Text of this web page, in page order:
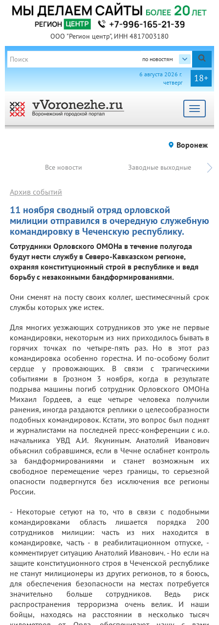
ООО "Регион центр", ИНН 4817003180
по новостям
18+
6 августа 2026 г.
четверг
Toggle
Воронеж
Все новости Заводные выходные
11 ноября сводный отряд орловской
милиции отправился в очередную служебную
командировку в Чеченскую республику.
Архив событий
Сотрудники Орловского ОМОНа в течение полугода
будут нести службу в Северо-Кавказском регионе,
охраняя конституционный строй в республике и ведя
борьбу с незаконными бандформированиями.
Они сменят на посту своих коллег, шестимесячный срок
службы которых уже истек.
Для многих уезжающих сотрудников это уже не первые
командировки, некоторым из них приходилось бывать в
горячих точках по четыре-пять раз. Но в этот раз
командировка особенно горестна. И по-особому болит
сердце у провожающих. В связи с трагическими
событиями в Грозном 3 ноября, когда в результате
подрыва машины погиб сотрудник Орловского ОМОНа
Михаил Гордеев, а еще четыре человека получили
ранения, иногда раздаются реплики о целесообразности
подобных командировок. Кстати, это вопрос был поднят
и журналистами на последней пресс-конференции с и.о.
начальника УВД А.И. Якуниным. Анатолий Иванович
объяснил собравшимся, если в Чечне ослабнет контроль
за бандформированиями и станет возможным их
свободное перемещение через границы, то серьезной
опасности подвергнутся без исключения все регионы
России.
- Некоторые сетуют на то, что в связи с подобными
командировками область лишается порядка 200
сотрудников милиции: часть из них находится в
командировке, часть - в реабилитационном отпуске, -
комментирует ситуацию Анатолий Иванович. - Но если на
защите конституционного строя в Чеченской республике
не станут милиционеры из других регионов, то я боюсь,
для обеспечения безопасности на местах потребуется
значительно больше сотрудников. Ведь риск
распространения терроризма очень велик. И наши
бойцы, находясь на расстоянии в несколько тысяч